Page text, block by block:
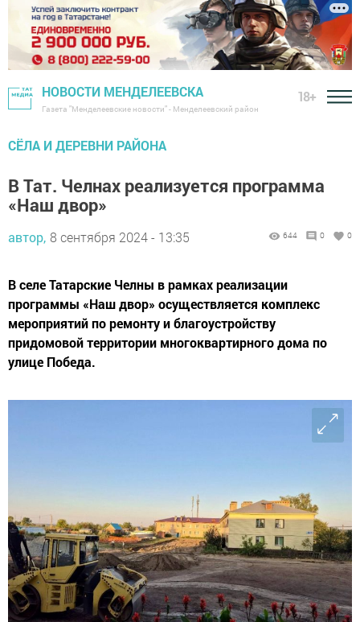
НОВОСТИ МЕНДЕЛЕЕВСКА
Газета "Менделеевские новости" - Менделеевский район
18+
СЁЛА И ДЕРЕВНИ РАЙОНА
В Тат. Челнах реализуется программа
«Наш двор»
автор, 8 сентября 2024 - 13:35 644 0 0
В селе Татарские Челны в рамках реализации
программы «Наш двор» осуществляется комплекс
мероприятий по ремонту и благоустройству
придомовой территории многоквартирного дома по
улице Победа.